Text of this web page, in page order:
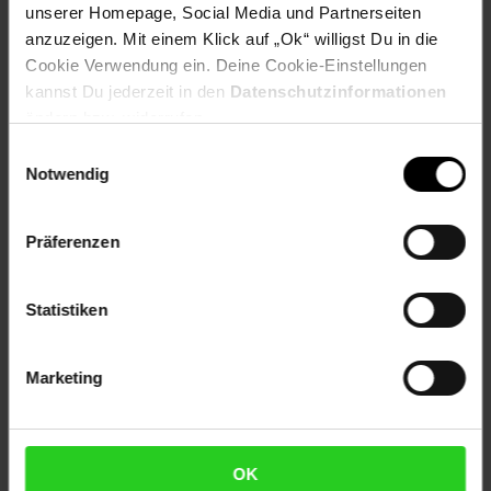
unserer Homepage, Social Media und Partnerseiten
anzuzeigen. Mit einem Klick auf „Ok“ willigst Du in die
Cookie Verwendung ein. Deine Cookie-Einstellungen
kannst Du jederzeit in den Datenschutzinformationen
Notwendig
Präferenzen
Statistiken
Marketing
OK
Herstellerinformationen
Fußzeile
Weitere Online-Angebote
Netto Reisen Weinwelt
Rezeptwelt Karriere